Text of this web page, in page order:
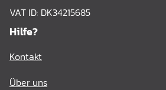
VAT ID: DK34215685
Hilfe?
Kontakt
Über uns